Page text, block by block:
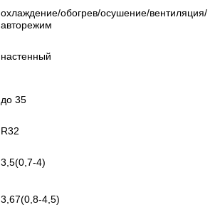
охлаждение/обогрев/осушение/вентиляция/
авторежим
настенный
до 35
R32
3,5(0,7-4)
3,67(0,8-4,5)